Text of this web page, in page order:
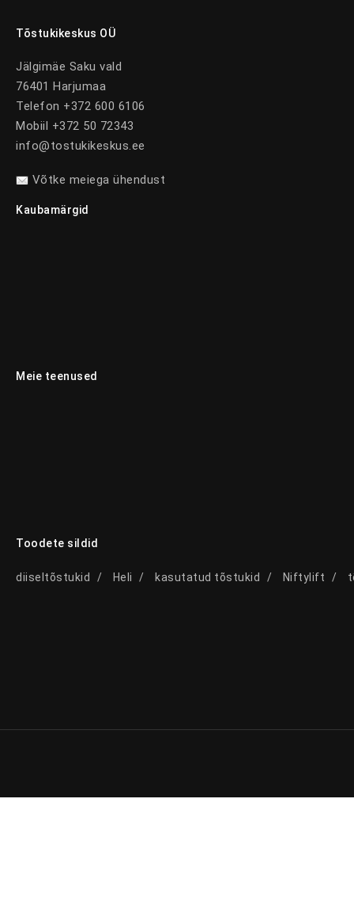
Tõstukikeskus OÜ
Jälgimäe Saku vald
76401 Harjumaa
Telefon +372 600 6106
Mobiil +372 50 72343
info@tostukikeskus.ee
Võtke meiega ühendust
Kaubamärgid
Meie teenused
Toodete sildid
diiseltõstukid Heli kasutatud tõstukid Niftylift